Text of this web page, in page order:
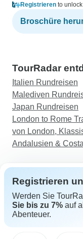
Registrieren to
Broschüre
TourRadar
Italien Rundreisen
Malediven
Japan Rundreisen
London to Rome
von London,
Andalusien &
Support
Kontakt
Registrieren
Werden Sie
Sie bis zu 7% auf
Abenteuer.